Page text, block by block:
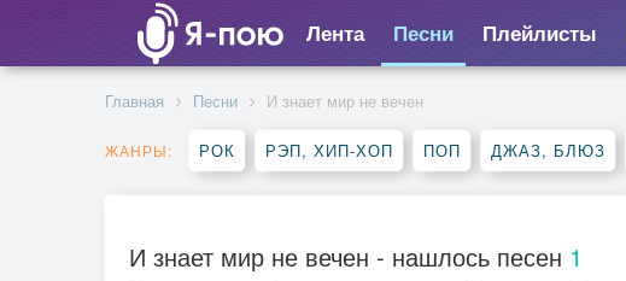
Лента Песни Плейлисты
Главная Песни И знает мир не вечен
ЖАНРЫ: РОК РЭП, ХИП-ХОП ПОП ДЖАЗ, БЛЮЗ
И знает мир не вечен - нашлось песен 1